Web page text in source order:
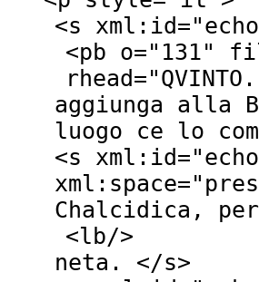
<s xml:id="
<pb o=" 131"
rhead="QVINTO.
aggiunga alla
luogo ce lo
<s xml:id="
xml:space="
Chalcidica,
<lb/>
neta. </s>